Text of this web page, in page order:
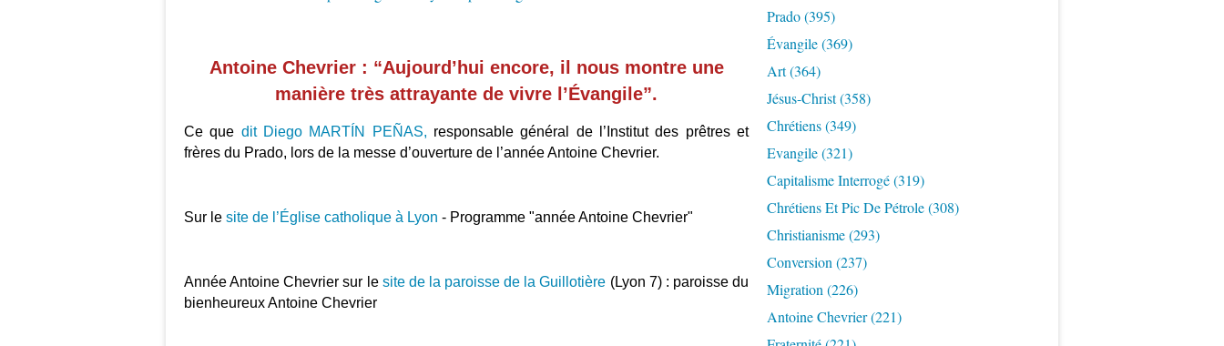
Antoine Chevrier : “Aujourd’hui encore, il nous montre une
manière très attrayante de vivre l’Évangile”.
Ce que dit Diego MARTÍN PEÑAS, responsable général de l’Institut des prêtres et
frères du Prado, lors de la messe d’ouverture de l’année Antoine Chevrier.
Sur le site de l’Église catholique à Lyon - Programme "année Antoine Chevrier"
Année Antoine Chevrier sur le site de la paroisse de la Guillotière (Lyon 7) : paroisse du
bienheureux Antoine Chevrier
Prado(395)
Évangile(369)
Art(364)
Jésus-Christ(358)
Chrétiens(349)
Evangile(321)
Capitalisme Interrogé(319)
Chrétiens Et Pic De Pétrole(308)
Christianisme(293)
Conversion (237)
Migration (226)
Antoine Chevrier(221)